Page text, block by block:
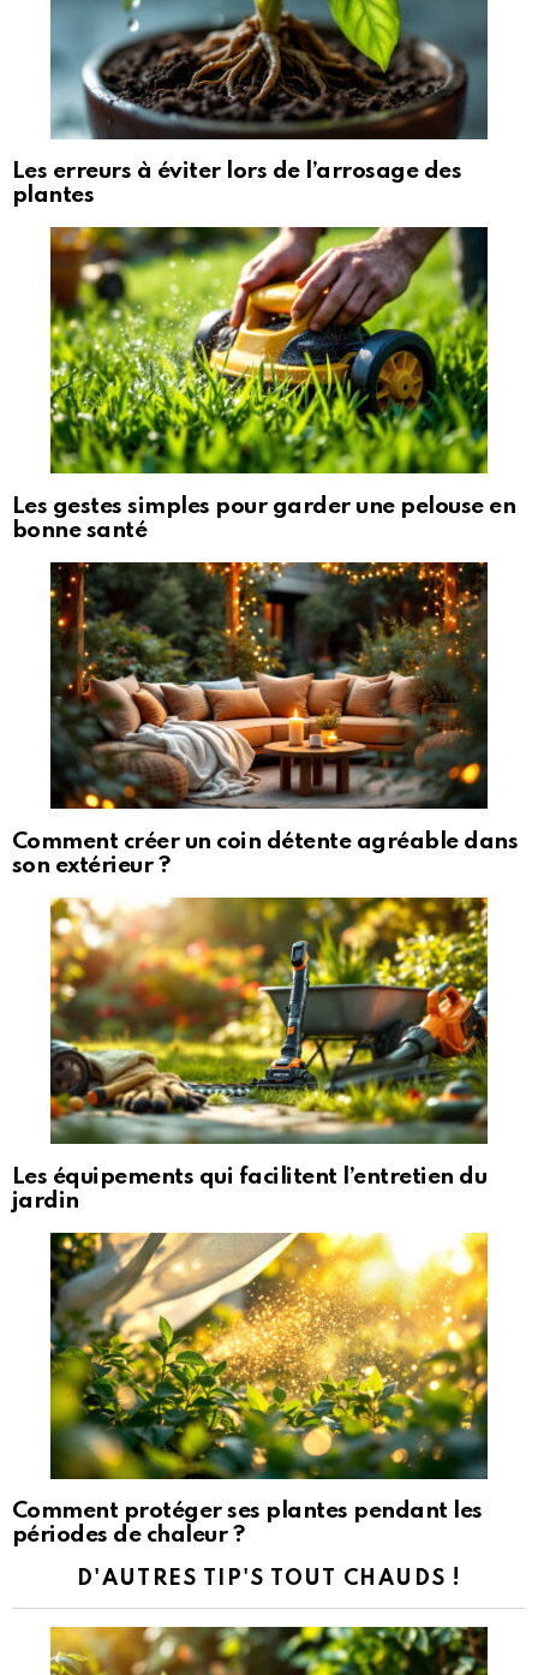
Les erreurs à éviter lors de l’arrosage des
plantes
Les gestes simples pour garder une pelouse en
bonne santé
Comment créer un coin détente agréable dans
son extérieur ?
Les équipements qui facilitent l’entretien du
jardin
Comment protéger ses plantes pendant les
périodes de chaleur ?
D'AUTRES TIP'S TOUT CHAUDS !